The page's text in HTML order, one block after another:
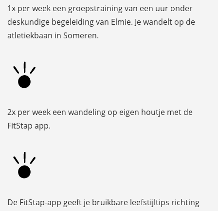
1x per week een groepstraining van een uur onder
deskundige begeleiding van Elmie. Je wandelt op de
atletiekbaan in Someren.
2x per week een wandeling op eigen houtje met de
FitStap app.
De FitStap-app geeft je bruikbare leefstijltips richting